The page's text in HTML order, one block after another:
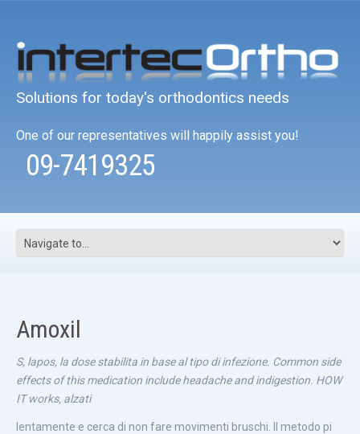
Solutions for today's orthodontics needs
One of our representatives will happily assist you!
09-7419325
Amoxil
S, lapos, la dose stabilita in base al tipo di infezione. Common side
effects of this medication include headache andindigestion. HOW
IT works, alzati
lentamente e cerca di non fare movimenti bruschi. Il metodo pi